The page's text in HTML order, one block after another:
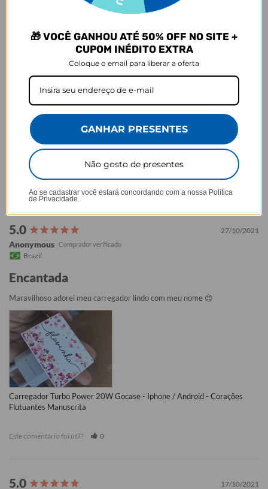
Baseado em 627 Avaliações
5 ★ 79%
6%
4%
2 ★
4%
1 ★
27/10/2021
Anonymous
Brazil
Encantada
Maravilhoso adorei meu carregador lindo com meu nome 😍
Carregador Turbo Power 20W Gocase - Iphone / Android - Corações
Flutuantes Manuscrita
Este comentário foi útil? 0
17/10/2021
🎁 VOCÊ GANHOU ATÉ 50% OFF NO SITE +
CUPOM INÉDITO EXTRA
Coloque o email para liberar a oferta
GANHAR PRESENTES
Não gosto de presentes
Ao se cadastrar você estará concordando com a nossa Política
de Privacidade.